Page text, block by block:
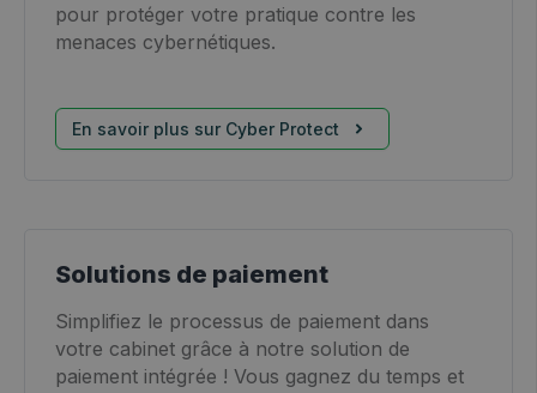
pour protéger votre pratique contre les
menaces cybernétiques.
En savoir plus sur Cyber Protect
Solutions de paiement
Simplifiez le processus de paiement dans
votre cabinet grâce à notre solution de
paiement intégrée ! Vous gagnez du temps et